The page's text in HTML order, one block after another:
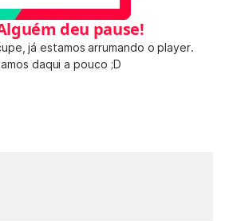
deu pause!
já estamos arrumando o player.
daqui a pouco ;D